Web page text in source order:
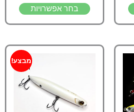
בחר אפשרויות
מבצע!